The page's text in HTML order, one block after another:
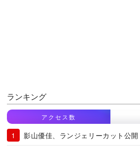
ランキング
アクセス数
影山優佳、ランジェリーカット公開